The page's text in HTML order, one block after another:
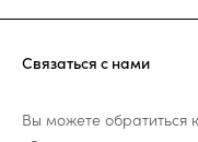
Связаться с нами
Вы можете обратиться